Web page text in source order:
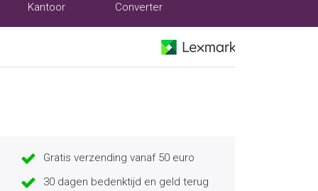
Kantoor
Converter
Gratis verzending vanaf 50 euro
30 dagen bedenktijd en geld terug